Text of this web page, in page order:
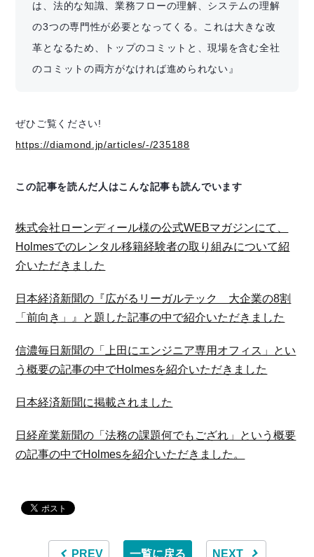
は、法的な知識、業務フローの理解、システムの理解
の3つの専門性が必要となってくる。これは大きな改
革となるため、トップのコミットと、現場を含む全社
のコミットの両方がなければ進められない』
ぜひご覧ください!
https://diamond.jp/articles/-/235188
この記事を読んだ人はこんな記事も読んでいます
株式会社ローンディール様の公式WEBマガジンにて、
Holmesでのレンタル移籍経験者の取り組みについて紹
介いただきました
日本経済新聞の『広がるリーガルテック 大企業の8割
「前向き」』と題した記事の中で紹介いただきました
信濃毎日新聞の「上田にエンジニア専用オフィス」とい
う概要の記事の中でHolmesを紹介いただきました
日本経済新聞に掲載されました
日経産業新聞の「法務の課題何でもござれ」という概要
の記事の中でHolmesを紹介いただきました。
PREV 一覧に戻る NEXT